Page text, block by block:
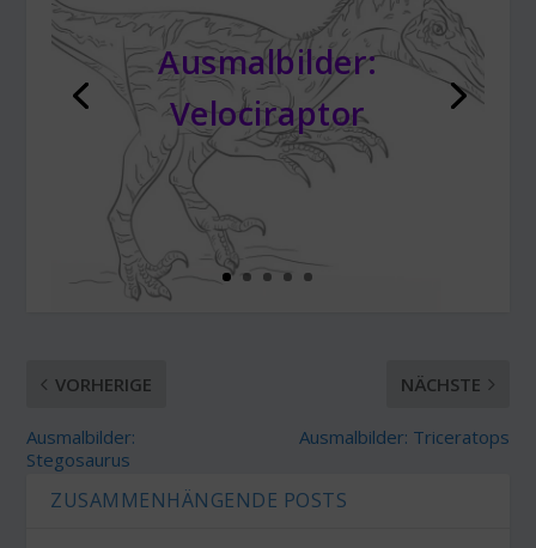
Ausmalbilder:
Velociraptor
VORHERIGE
Ausmalbilder:
Stegosaurus
NÄCHSTE
Ausmalbilder: Triceratops
ZUSAMMENHÄNGENDE POSTS